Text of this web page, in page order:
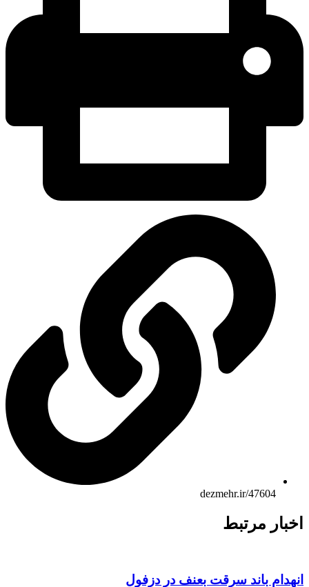
dezmehr.ir/47604
مرتبط
باند سرقت بعنف در دزفول